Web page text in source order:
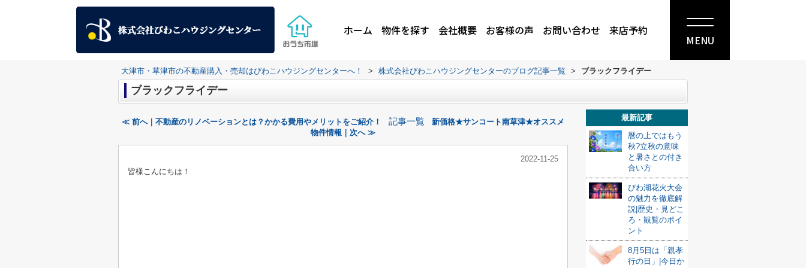
ホーム 物件を探す 会社概要 お客様の声 お問い合わせ 来店予約
MENU
大津市・草津市の不動産購入・売却はびわこハウジングセンターへ！ > 株式会社びわこハウジングセンターのブログ記事一覧 > ブラックフライデー
ブラックフライデー
≪ 前へ｜不動産のリノベーションとは？かかる費用やメリットをご紹介！ 記事一覧
新価格★サンコート南草津★オススメ
物件情報｜次へ ≫
2022-11-25
皆様こんにちは！
最新記事
暦の上ではもう
秋?立秋の意味
と暑さとの付き
合い方
びわ湖花火大会
の魅力を徹底解
説|歴史・見どこ
ろ・観覧のポイ
ント
8月5日は「親孝
行の日」|今日か